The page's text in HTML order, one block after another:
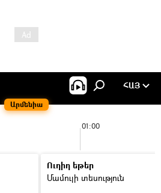
Արմենիա
ՀԱՅ
01:00
Ուղիղ եթեր
Մամուլի տեսություն